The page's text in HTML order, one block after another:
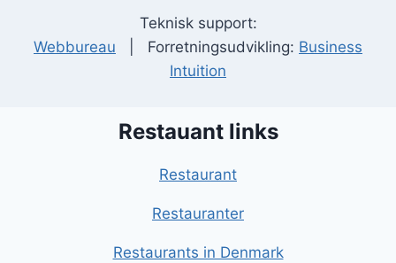
Teknisk support:
Webbureau | Forretningsudvikling: Business
Intuition
Restauant links
Restaurant
Restauranter
Restaurants in Denmark